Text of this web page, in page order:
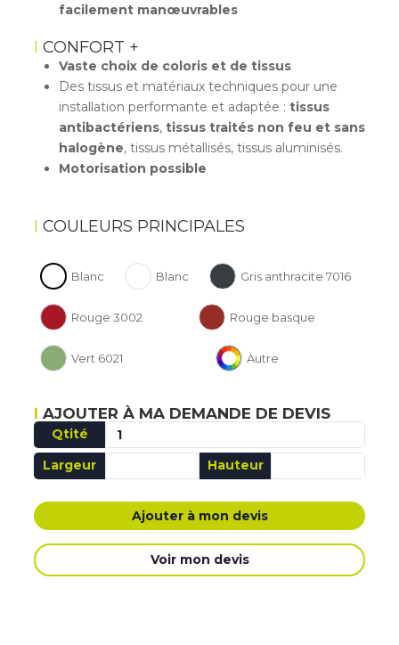
facilement manœuvrables
CONFORT +
Vaste choix de coloris et de tissus
Des tissus et matériaux techniques pour une
installation performante et adaptée : tissus
antibactériens, tissus traités non feu et sans
halogène, tissus métallisés, tissus aluminisés.
Motorisation possible
COULEURS PRINCIPALES
Blanc Blanc Gris anthracite 7016
Rouge 3002 Rouge basque
Vert 6021 Autre
AJOUTER À MA DEMANDE DE DEVIS
Qtité
Largeur
Hauteur
Ajouter à mon devis
Voir mon devis